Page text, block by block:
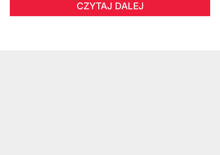
CZYTAJ DALEJ